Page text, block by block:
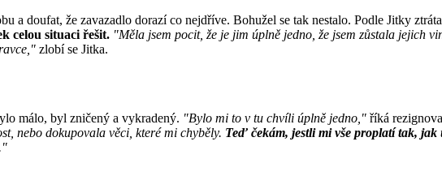
a doufat, že zavazadlo dorazí co nejdříve. Bohužel se tak nestalo. Podle Jitky
celou situaci řešit. "Měla jsem pocit, že je jim úplně jedno, že jsem zůstala jejich
zlobí se Jitka.
málo, byl zničený a vykradený. "Bylo mi to v tu chvíli úplně jedno," říká
nebo dokupovala věci, které mi chyběly. Teď čekám, jestli mi vše proplatí tak,